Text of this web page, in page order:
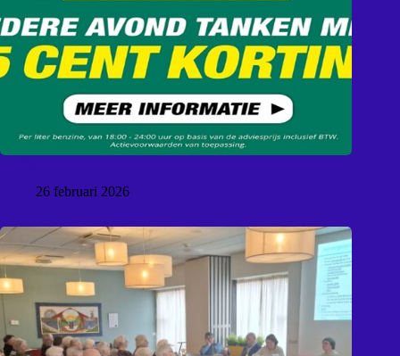
26 februari 2026